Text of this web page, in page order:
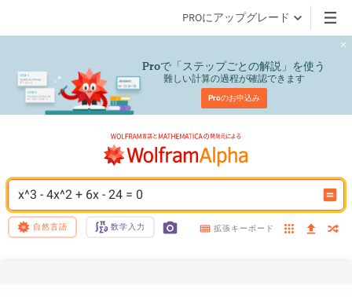
PROにアップグレード
Proで「ステップごとの解説」を使う
難しい計算の過程が確認できます
Proのお申込み
x^3 - 4x^2 + 6x - 24 = 0
自然言語 数学入力 拡張キーボード